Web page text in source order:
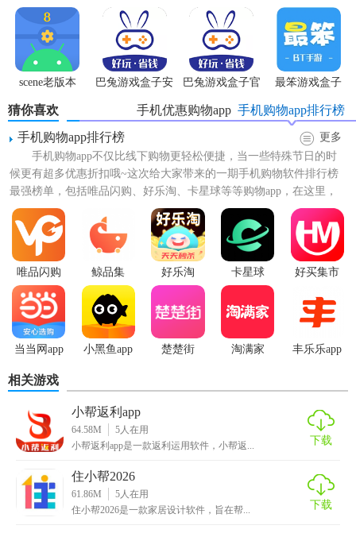
1.这是一款全民都非常喜欢的省钱神器，海量的商品信息可以
让你自由的
，你要的在这里都能找到。
2.特别专业的省钱助手，让你在这里绝对不会多花一分的冤枉
钱，而且是用最低价格购买优质物品。
3.超多的特价专区每天都有，九块九包邮专场、品牌清仓、秒
杀专场等等都是可以让你买
【小帮返利app特色】
1、通过软件用户可以买到很多的低价格商品，物美价廉；
2、还可以带来很多的佣金返利，买得多就返的多得的多；
3、拥有很多高质量的商品，都拥有正品的保障，放心购买；
4、软件中还经常的举行各种各大的活动，满减、发放优惠券
等；
【小帮返利app功能】
1.九块九包邮专场——低价好物还包邮
2.品牌清仓——品质保障还实惠
3.秒杀专场——全网爆款来秒杀
4.超值大牌——大牌推荐天天有
无广告版
scene老版本
巴兔游戏盒子安
巴兔游戏盒子官
最笨游戏盒子
猜你喜欢 手机购物app排行榜
手机优惠购物app
手机购物app排行榜
更多
手机购物app不仅比线下购物更轻松便捷，当一些特殊节日的时
候更有超多优惠折扣哦~这次给大家带来的一期手机购物软件排行榜
最强榜单，包括唯品闪购、好乐淘、卡星球等等购物app，在这里，
可以利用多种搜索方式...
唯品闪购 鲸品集 好乐淘 卡星球 好买集市
当当网app 小黑鱼app 楚楚街 淘满家 丰乐乐app
相关游戏
小帮返利app
64.58M 5人在用
小帮返利app是一款返利运用软件，小帮返...
下载
住小帮2026
61.86M 5人在用
住小帮2026是一款家居设计软件，旨在帮...
下载